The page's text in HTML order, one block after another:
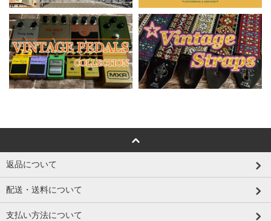
返品について
配送・送料について
支払い方法について